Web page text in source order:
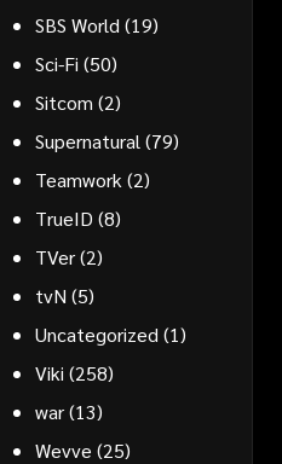
SBS World (19)
Sci-Fi (50)
Sitcom (2)
Supernatural (79)
Teamwork (2)
TrueID (8)
TVer(2)
tvN (5)
Uncategorized (1)
Viki (258)
war(13)
Wevve (25)